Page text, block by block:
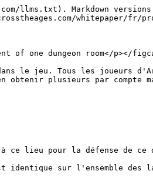
llms.txt). Markdown
whitepaper/fr/
of one dungeon room</p></
le jeu. Tous les joueurs
obtenir plusieurs par
ce lieu pour la défense de ce
identique sur l'ensemble